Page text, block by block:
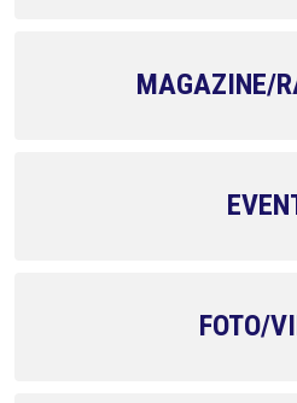
MAGAZINE/
FOTO/